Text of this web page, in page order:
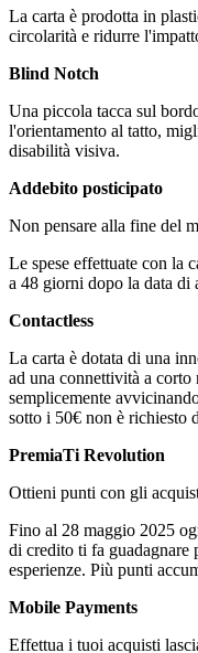
La carta è prodotta in
circolarità e ridurre
Blind Notch
Una piccola tacca sul
l'orientamento al tatto,
disabilità visiva.
Addebito posticipato
Non pensare alla fine del
Le spese effettuate con la
a 48 giorni dopo la data di
Contactless
La carta è dotata di una
ad una connettività a
semplicemente
sotto i 50€ non è richiesto
PremiaTi Revolution
Ottieni punti con gli
Fino al 28 maggio 2025
di credito ti fa guadagnare
esperienze. Più punti
Mobile Payments
Effettua i tuoi acquisti